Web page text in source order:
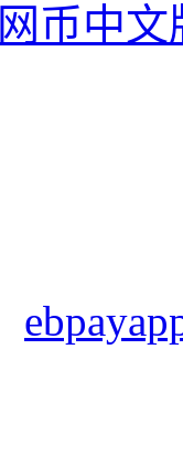
币中